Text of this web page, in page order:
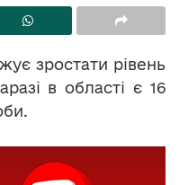
зростати рівень
в області є 16